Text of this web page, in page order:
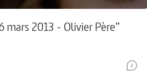
mars 2013 - Olivier Père”
2